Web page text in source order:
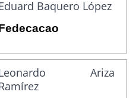
Baquero López
Ariza